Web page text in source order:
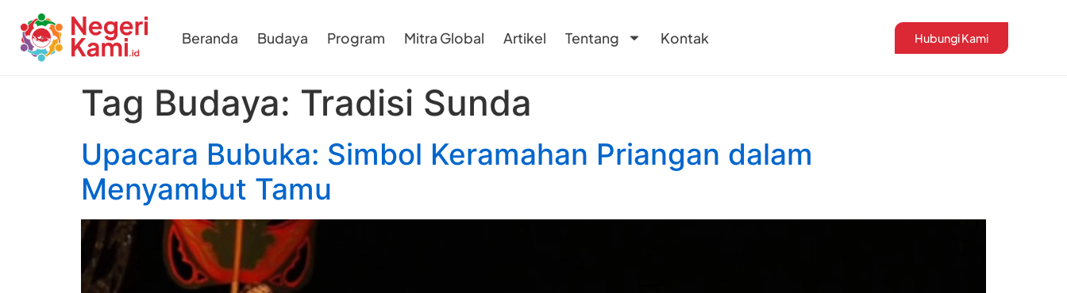
Beranda Budaya Program Mitra Global Artikel Tentang Kontak Hubungi Kami
Tag Budaya: Tradisi Sunda
Upacara Bubuka: Simbol Keramahan Priangan dalam
Menyambut Tamu